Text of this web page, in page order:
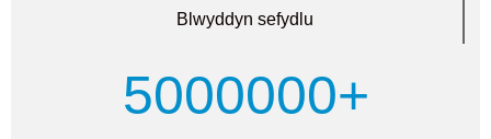
Blwyddyn sefydlu
5000000+